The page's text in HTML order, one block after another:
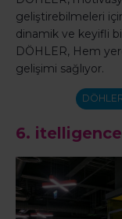
geliştirebilmeleri
dinamik ve keyifli
DÖHLER, Hem
gelişimi sağlıyor.
6. itelligence